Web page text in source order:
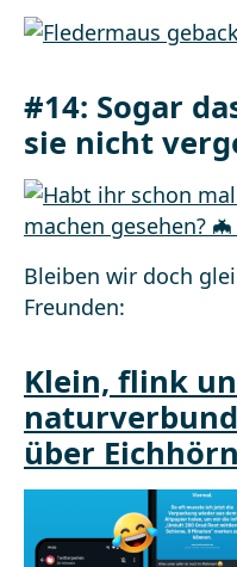
#14: Sogar
sie nicht
Bleiben wir doch
Freunden:
Klein, flink
über